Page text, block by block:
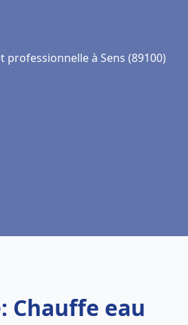
à Sens (89100)
Chauffe eau